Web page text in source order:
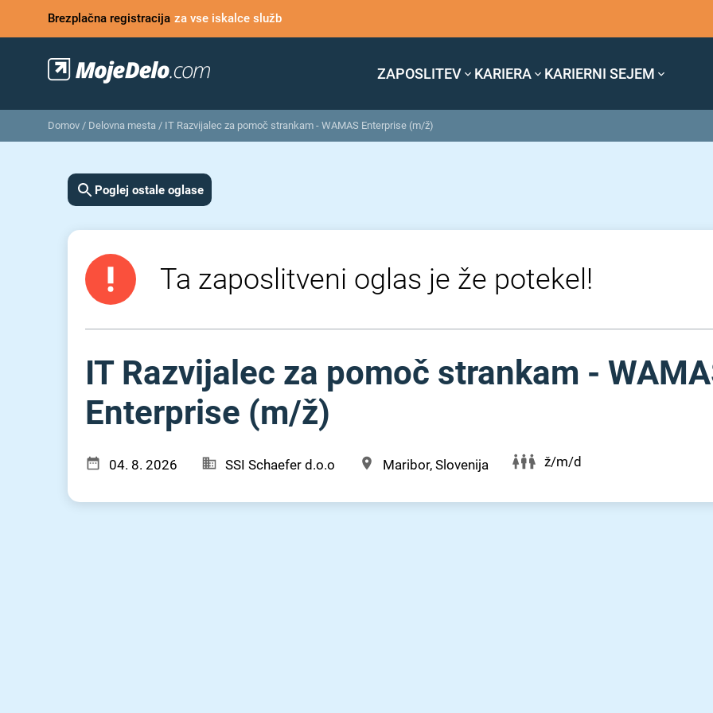
Brezplačna registracija za vse iskalce služb
ZAPOSLITEV KARIERA KARIERNI SEJEM
Domov / Delovna mesta / IT Razvijalec za pomoč strankam - WAMAS Enterprise (m/ž)
Poglej ostale oglase
Ta zaposlitveni oglas je že potekel!
IT Razvijalec za pomoč strankam -
Enterprise (m⁠/⁠ž)
04. 8. 2026 SSI Schaefer d.o.o Maribor, Slovenija ž/m/d